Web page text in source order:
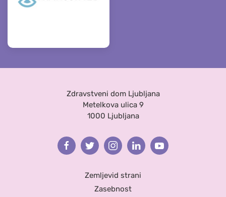
Zdravstveni dom Ljubljana
Metelkova ulica 9
1000 Ljubljana
FacebookTwitterInstagramLinkedinYoutube
Zemljevid strani
Zasebnost